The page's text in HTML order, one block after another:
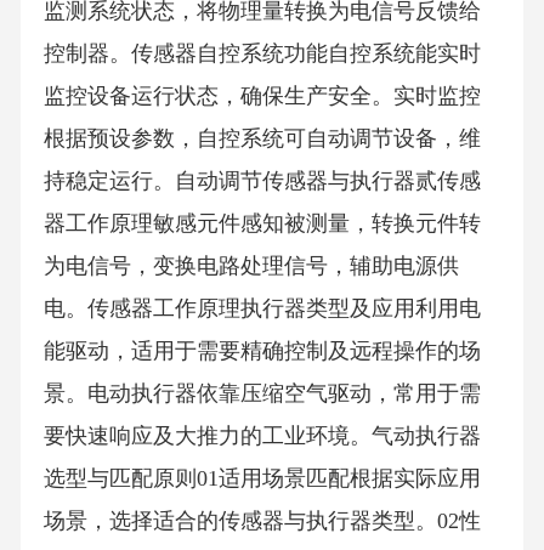
监测系统状态，将物理量转换为电信号反馈给
控制器。传感器自控系统功能自控系统能实时
监控设备运行状态，确保生产安全。实时监控
根据预设参数，自控系统可自动调节设备，维
持稳定运行。自动调节传感器与执行器贰传感
器工作原理敏感元件感知被测量，转换元件转
为电信号，变换电路处理信号，辅助电源供
电。传感器工作原理执行器类型及应用利用电
能驱动，适用于需要精确控制及远程操作的场
景。电动执行器依靠压缩空气驱动，常用于需
要快速响应及大推力的工业环境。气动执行器
选型与匹配原则01适用场景匹配根据实际应用
场景，选择适合的传感器与执行器类型。02性